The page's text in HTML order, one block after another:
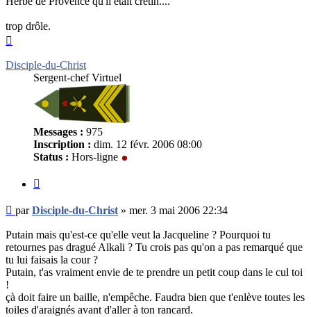
trop drôle.
Disciple-du-Christ
Sergent-chef Virtuel
Messages : 975
Inscription : dim. 12 févr. 2006 08:00
Status : Hors-ligne
Message
lu
parDisciple-du-Christ» mer. 3 mai 2006 22:34
Putain mais qu'est-ce qu'elle veut la Jacqueline ? Pourquoi tu
retournes pas dragué Alkali ? Tu crois pas qu'on a pas remarqué que
tu lui faisais la cour ?
Putain, t'as vraiment envie de te prendre un petit coup dans le cul toi
!
çà doit faire un baille, n'empêche. Faudra bien que t'enlève toutes les
toiles d'araignés avant d'aller à ton rancard.